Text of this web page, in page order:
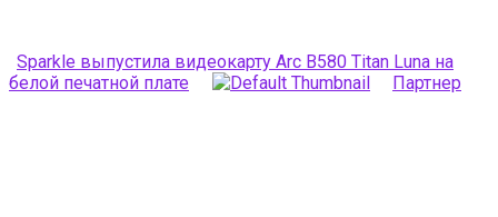
Sparkle выпустила видеокарту Arc B580 Titan Luna на
белой печатной плате
Партнер